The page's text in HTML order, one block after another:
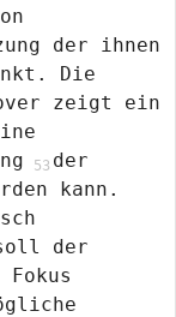
der ihnen
Die
zeigt ein
der
kann.
der